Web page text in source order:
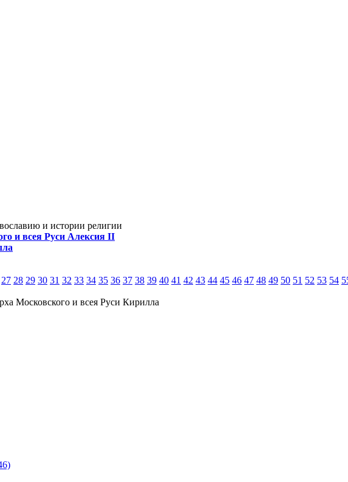
и истории религии
и всея Руси Алексия II
27 28 29 30 31 32 33 34 35 36 37 38 39 40 41 42 43 44 45 46 47 48 49 50 51 52 53 54
Московского и всея Руси Кирилла